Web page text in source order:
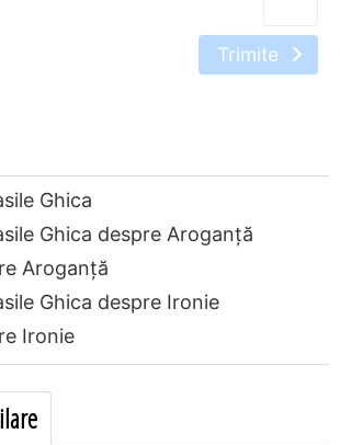
Trimite
Ghica
Ghica despre Aroganță
Aroganță
Ghica despre Ironie
Ironie